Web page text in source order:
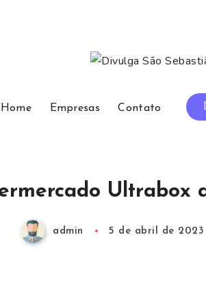
Home Empresas Contato
Ultrabox
admin 5 de abril de 2023